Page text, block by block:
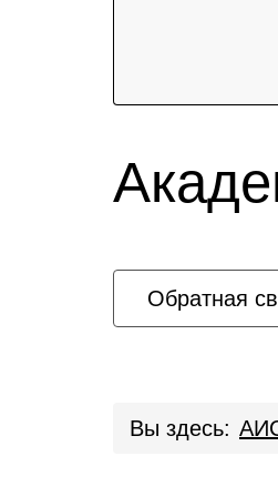
Обратная
Вы здесь: